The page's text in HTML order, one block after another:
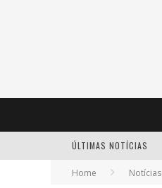
ÚLTIMAS NOTÍCIAS
Home Notícias